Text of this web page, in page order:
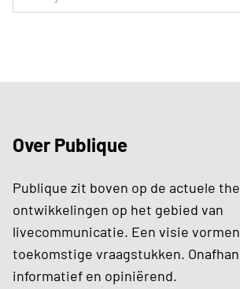
Over Publique
Publique zit boven op de actuele
ontwikkelingen op het gebied van
livecommunicatie. Een visie
toekomstige vraagstukken.
informatief en opiniërend.